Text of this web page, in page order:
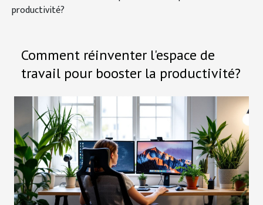
productivité?
Comment réinventer l'espace de
travail pour booster la productivité?